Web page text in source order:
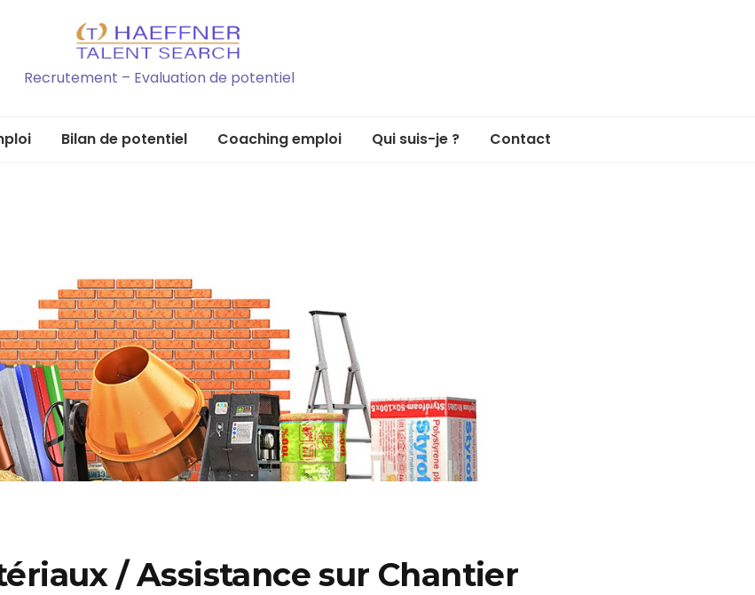
Recrutement – Evaluation de potentiel
Bilan de potentiel Coaching emploi Qui suis-je ? Contact
/ Assistance sur Chantier